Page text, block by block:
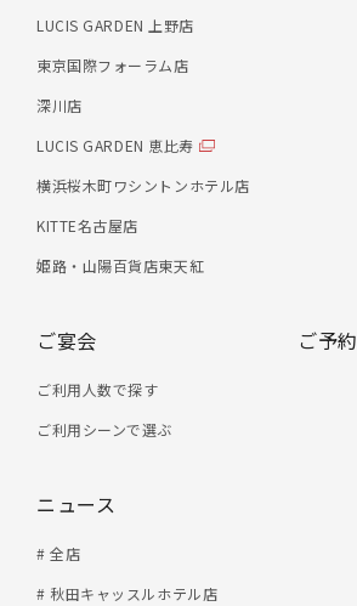
LUCIS GARDEN 上野店
東京国際フォーラム店
深川店
LUCIS GARDEN 恵比寿
横浜桜木町ワシントンホテル店
KITTE名古屋店
姫路・山陽百貨店東天紅
ご宴会
ご利用人数で探す
ご利用シーンで選ぶ
ニュース
# 全店
# 秋田キャッスルホテル店
ご予約